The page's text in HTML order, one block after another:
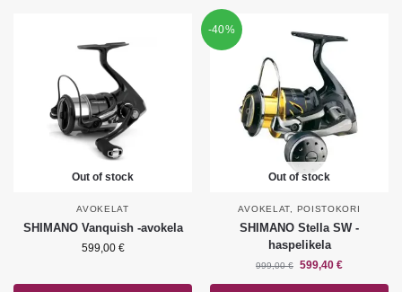
Out of stock
AVOKELAT
SHIMANO Vanquish -avokela
599,00 €
-40%
Out of stock
AVOKELAT, POISTOKORI
SHIMANO Stella SW -
haspelikela
999,00€ 599,40 €